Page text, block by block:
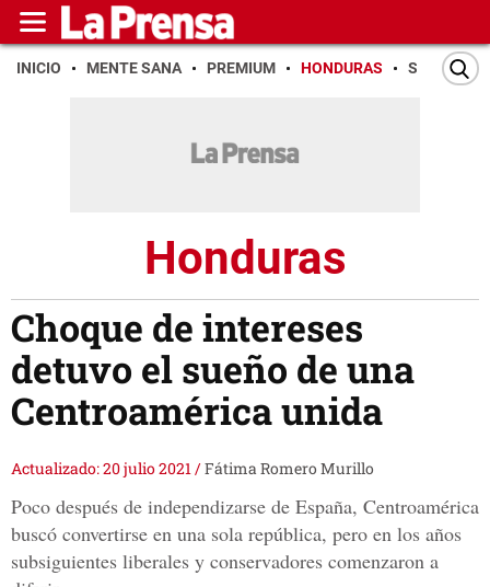
INICIO MENTE SANA PREMIUM HONDURAS SAN PEDRO
Honduras
Choque de intereses
detuvo el sueño de una
Centroamérica unida
Actualizado: 20 julio 2021/Fátima Romero Murillo
Poco después de independizarse de España, Centroamérica
buscó convertirse en una sola república, pero en los años
subsiguientes liberales y conservadores comenzaron a